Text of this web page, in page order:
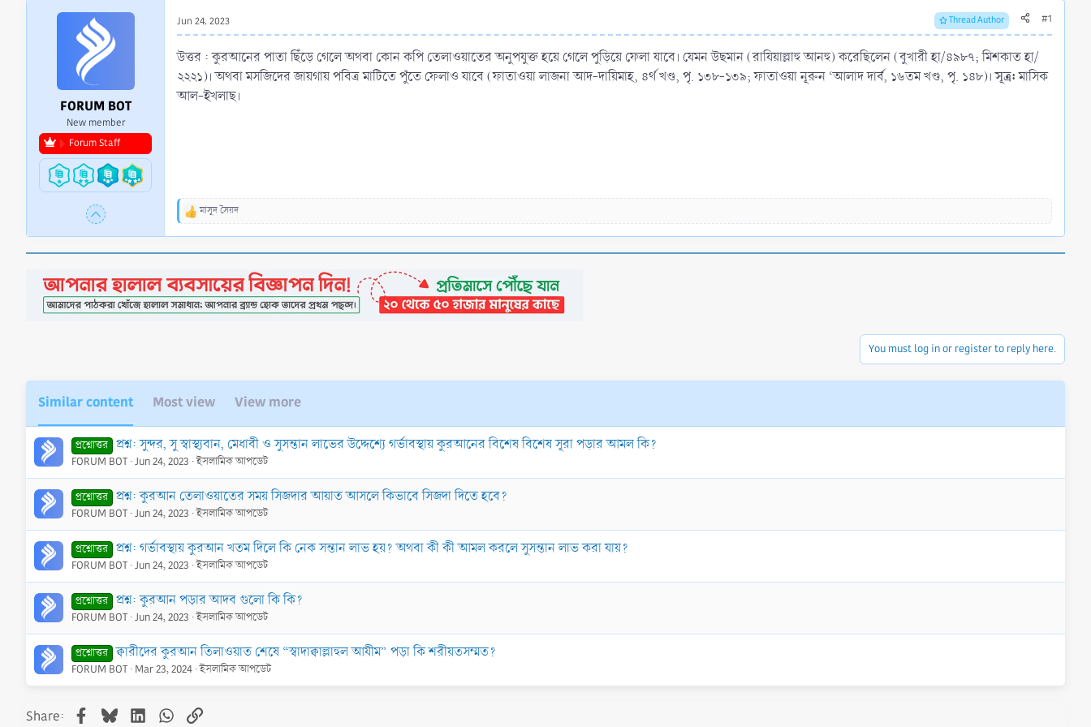
r
FORUM BOT
New member
Forum Staff
Jun 24, 2023 Thread Author #1
উত্তর : কুরআনের পাতা ছিঁড়ে গেলে অথবা কোন কপি তেলাওয়াতের অনুপযুক্ত হয়ে গেলে পুড়িয়ে ফেলা যাবে। যেমন উছমান (রাযিয়াল্লাহু আনহু) করেছিলেন (বুখারী হা/৪৯৮৭; মিশকাত হা/
২২২১)। অথবা মসজিদের জায়গায় পবিত্র মাটিতে পুঁতে ফেলাও যাবে (ফাতাওয়া লাজনা আদ-দায়িমাহ, ৪র্থ খণ্ড, পৃ. ১৩৮-১৩৯; ফাতাওয়া নূরুন ‘আলাদ দার্ব, ১৬তম খণ্ড, পৃ. ১৪৮)।সূত্র:মাসিক
আল-ইখলাছ।
R
i
o
n
মাসুদ সৈয়দ
You must log in or register to reply here.
Similar content Most view View more
প্রশ্নোত্তর প্রশ্ন: সুন্দর, সু স্বাস্থ্যবান, মেধাবী ও সুসন্তান লাভের উদ্দেশ্যে গর্ভাবস্থায় কুরআনের বিশেষ বিশেষ সূরা পড়ার আমল কি?
FORUM BOT Jun 24, 2023 ইসলামিক আপডেট
প্রশ্নোত্তর প্রশ্ন: কুরআন তেলাওয়াতের সময় সিজদার আয়াত আসলে কিভাবে সিজদা দিতে হবে?
FORUM BOT Jun 24, 2023 ইসলামিক আপডেট
প্রশ্নোত্তর প্রশ্ন: গর্ভাবস্থায় কুরআন খতম দিলে কি নেক সন্তান লাভ হয়? অথবা কী কী আমল করলে সুসন্তান লাভ করা যায়?
FORUM BOT Jun 24, 2023 ইসলামিক আপডেট
প্রশ্নোত্তর প্রশ্ন: কুরআন পড়ার আদব গুলো কি কি?
FORUM BOT Jun 24, 2023 ইসলামিক আপডেট
প্রশ্নোত্তর ক্বারীদের কুরআন তিলাওয়াত শেষে “স্বাদাক্বাল্লাহুল আযীম” পড়া কি শরীয়তসম্মত?
FORUM BOT Mar 23, 2024 ইসলামিক আপডেট
Share: Facebook
BlueskyLinkedInWhatsApp
Link